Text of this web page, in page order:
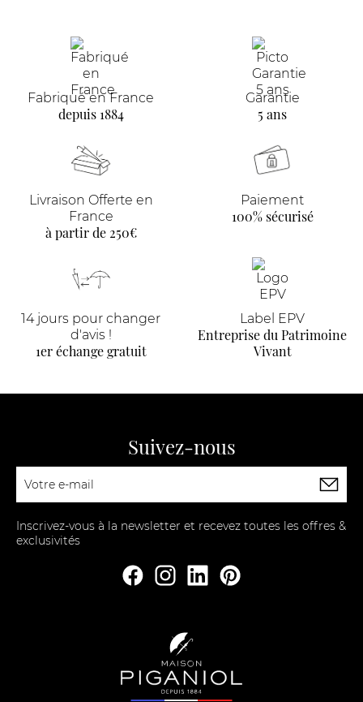
Fabriqué en France
depuis 1884
Garantie
5 ans
Livraison Offerte en
France
à partir de 250€
Paiement
100% sécurisé
14 jours pour changer
d'avis !
1er échange gratuit
Label EPV
Entreprise du Patrimoine
Vivant
Suivez-nous
Inscrivez-vous à la newsletter et recevez toutes les offres &
exclusivités